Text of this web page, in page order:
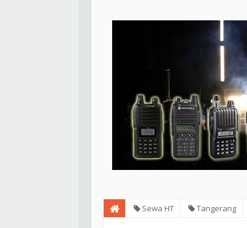
Sewa HT Tangerang